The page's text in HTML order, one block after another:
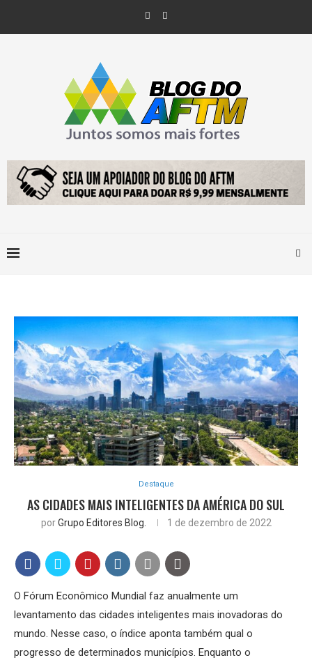
Destaque
AS CIDADES MAIS INTELIGENTES DA AMÉRICA DO SUL
porGrupo Editores Blog. 1 de dezembro de 2022
O Fórum Econômico Mundial faz anualmente um
levantamento das cidades inteligentes mais inovadoras do
mundo. Nesse caso, o índice aponta também qual o
progresso de determinados municípios. Enquanto o